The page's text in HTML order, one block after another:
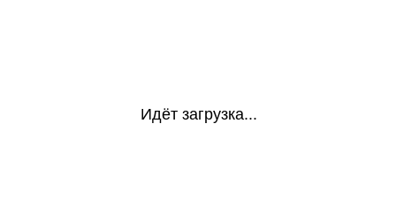
Идёт загрузка...